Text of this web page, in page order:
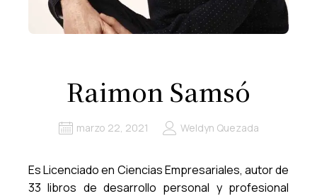
Raimon Samsó
marzo 22, 2021 Weldyn Quezada
Es Licenciado en Ciencias Empresariales, autor de
33 libros de desarrollo personal y profesional